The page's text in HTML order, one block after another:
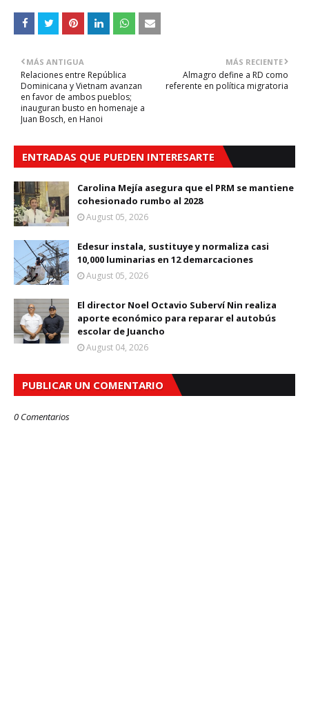
MÁS RECIENTE
Almagro define a RD como
referente en política migratoria
MÁS ANTIGUA
Relaciones entre República
Dominicana y Vietnam avanzan
en favor de ambos pueblos;
inauguran busto en homenaje a
Juan Bosch, en Hanoi
ENTRADAS QUE PUEDEN INTERESARTE
Carolina Mejía asegura que el PRM se mantiene
cohesionado rumbo al 2028
August 05, 2026
Edesur instala, sustituye y normaliza casi
10,000 luminarias en 12 demarcaciones
August 05, 2026
El director Noel Octavio Suberví Nin realiza
aporte económico para reparar el autobús
escolar de Juancho
August 04, 2026
PUBLICAR UN COMENTARIO
0 Comentarios